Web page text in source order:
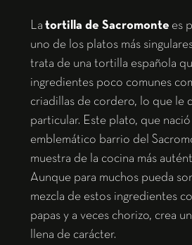
La tortilla de Sacromonte es
uno de los platos más
trata de una tortilla española
ingredientes poco comunes
criadillas de cordero, lo que le
particular. Este plato, que nació
emblemático barrio del
muestra de la cocina más
Aunque para muchos pueda
mezcla de estos ingredientes
papas y a veces chorizo, crea
llena de carácter.